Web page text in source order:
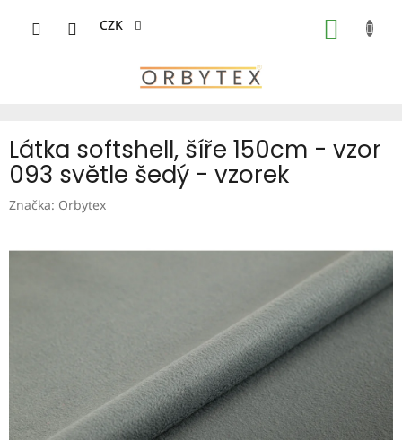
CZK
Látka softshell, šíře 150cm - vzor
093 světle šedý - vzorek
Značka: Orbytex